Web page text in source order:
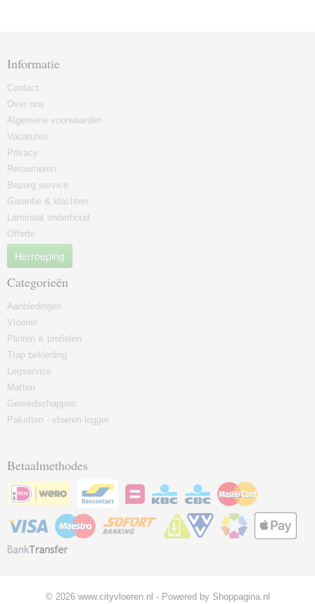
Informatie
Contact
Over ons
Algemene voorwaarden
Vacatures
Privacy
Retourneren
Bezorg service
Garantie & klachten
Laminaat onderhoud
Offerte
Herroeping
Categorieën
Aanbiedingen
Vloeren
Plinten & profielen
Trap bekleding
Legservice
Matten
Gereedschappen
Paketten - vloeren legger
Betaalmethodes
© 2026 www.cityvloeren.nl - Powered by Shoppagina.nl